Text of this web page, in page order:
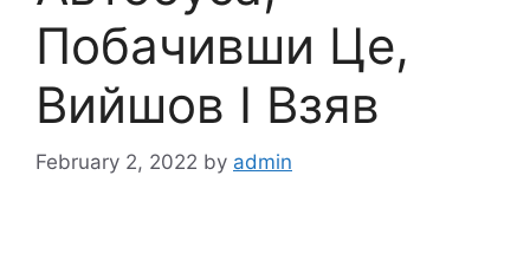
Побачивши Це,
Вийшов І Взяв
February 2, 2022 by admin